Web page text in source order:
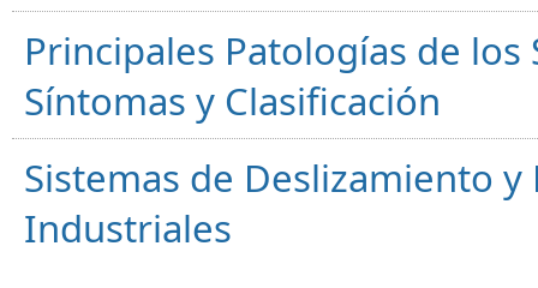
Principales Patologías de
Síntomas y Clasificación
Sistemas de Deslizamiento
Industriales